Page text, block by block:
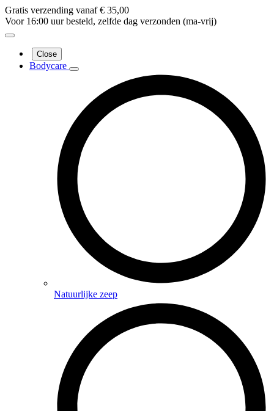
Gratis verzending vanaf € 35,00
Voor 16:00 uur besteld, zelfde dag verzonden (ma-vrij)
Close
Bodycare
Natuurlijke zeep